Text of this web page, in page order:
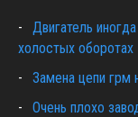
Двигатель
холостых оборотах
Замена цепи грм
Очень плохо